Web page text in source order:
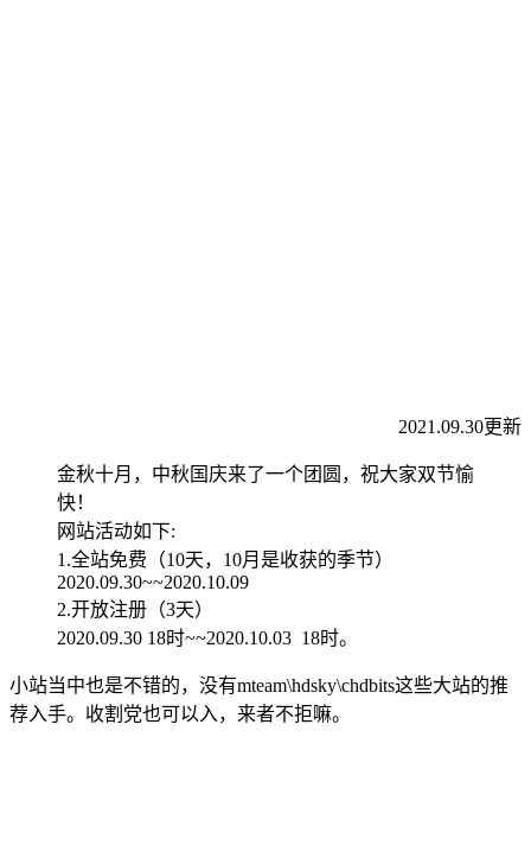
2021.09.30更新
金秋十月，中秋国庆来了一个团圆，祝大家双节愉
快！
网站活动如下:
1.全站免费（10天，10月是收获的季节）
2020.09.30~~2020.10.09
2.开放注册（3天）
2020.09.30 18时~~2020.10.03 18时。
小站当中也是不错的，没有mteam\hdsky\chdbits这些大站的推
荐入手。收割党也可以入，来者不拒嘛。